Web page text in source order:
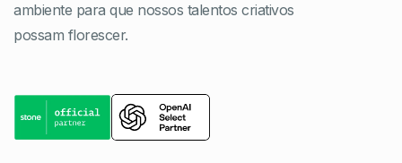
ambiente para que nossos talentos criativos
possam florescer.